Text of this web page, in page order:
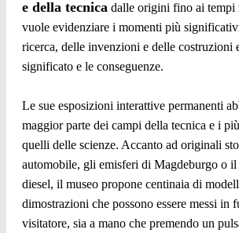
e della tecnica dalle origini fino ai tempi
vuole evidenziare i momenti più
ricerca, delle invenzioni e delle costruzioni
significato e le conseguenze.
Le sue esposizioni interattive permanenti
maggior parte dei campi della tecnica e i
quelli delle scienze. Accanto ad originali
automobile, gli emisferi di Magdeburgo o
diesel, il museo propone centinaia di
dimostrazioni che possono essere messi in
visitatore, sia a mano che premendo un